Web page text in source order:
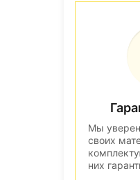
Мы
своих
них